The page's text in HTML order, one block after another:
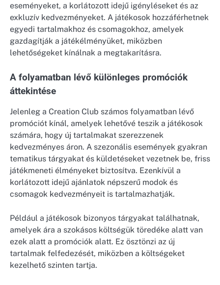
eseményeket, a korlátozott idejű igényléseket és az
exkluzív kedvezményeket. A játékosok hozzáférhetnek
egyedi tartalmakhoz és csomagokhoz, amelyek
gazdagítják a játékélményüket, miközben
lehetőségeket kínálnak a megtakarításra.
A folyamatban lévő különleges promóciók
áttekintése
Jelenleg a Creation Club számos folyamatban lévő
promóciót kínál, amelyek lehetővé teszik a játékosok
számára, hogy új tartalmakat szerezzenek
kedvezményes áron. A szezonális események gyakran
tematikus tárgyakat és küldetéseket vezetnek be, friss
játékmeneti élményeket biztosítva. Ezenkívül a
korlátozott idejű ajánlatok népszerű modok és
csomagok kedvezményeit is tartalmazhatják.
Például a játékosok bizonyos tárgyakat találhatnak,
amelyek ára a szokásos költségük töredéke alatt van
ezek alatt a promóciók alatt. Ez ösztönzi az új
tartalmak felfedezését, miközben a költségeket
kezelhető szinten tartja.